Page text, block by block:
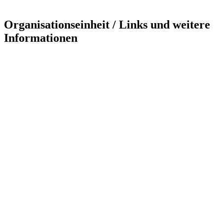
Organisationseinheit / Links und weitere
Informationen